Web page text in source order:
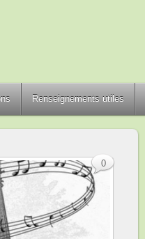
Renseignements utiles
0